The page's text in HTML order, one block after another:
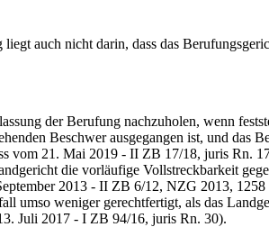
auch nicht darin, dass das
der Berufung nachzuholen, wenn
Beschwer ausgegangen ist, und das
21. Mai 2019 - II ZB 17/18, juris Rn.
die vorläufige Vollstreckbarkeit
2013 - II ZB 6/12, NZG 2013,
weniger gerechtfertigt, als das
Juli 2017 - I ZB 94/16, juris Rn. 30).